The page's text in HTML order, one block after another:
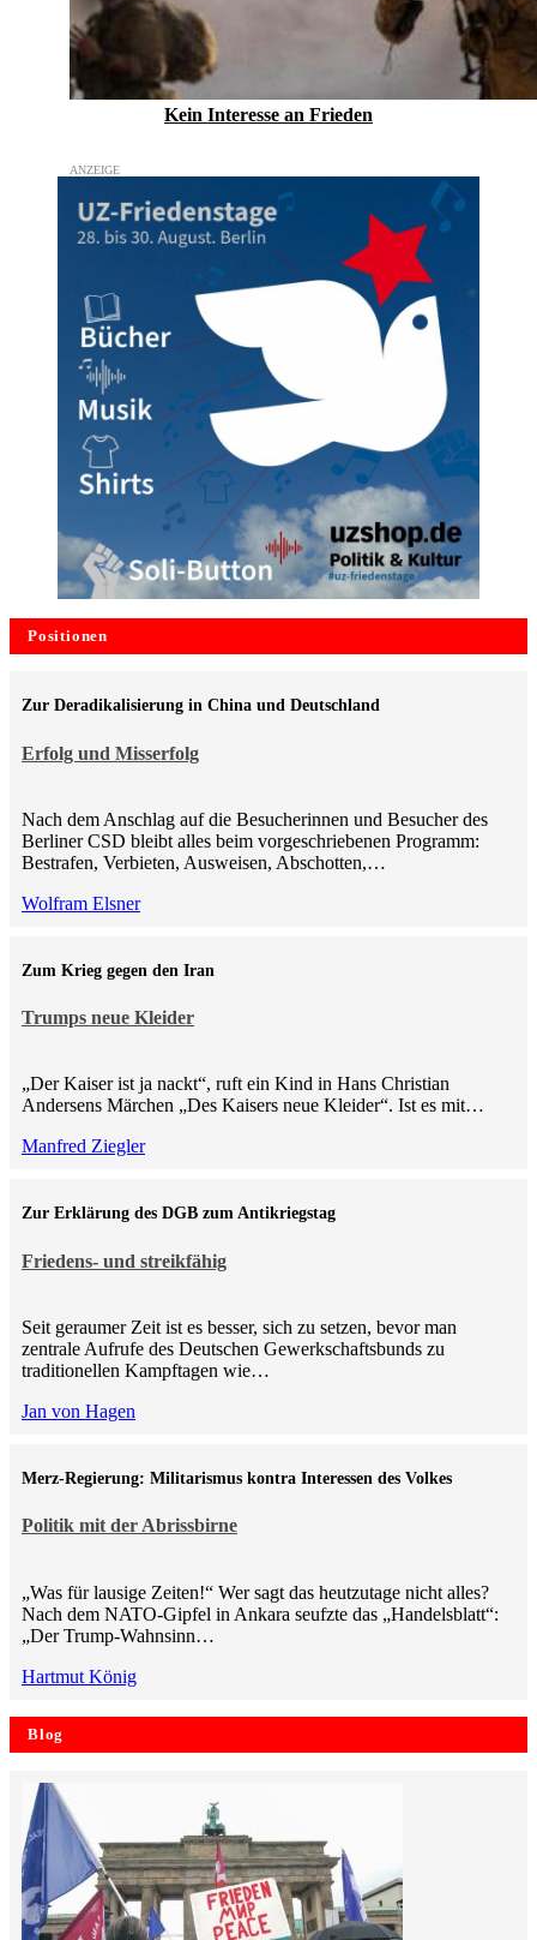
Kein Inte­resse an Frieden
Positionen
Erfolg und Misserfolg
Zur Deradikalisierung in China und Deutschland
Nach dem Anschlag auf die Besucherinnen und Besucher des
Berliner CSD bleibt alles beim vorgeschriebenen Programm:
Bestrafen, Verbieten, Ausweisen, Abschotten,…
Wolfram Elsner
Trumps neue Kleider
Zum Krieg gegen den Iran
„Der Kaiser ist ja nackt“, ruft ein Kind in Hans Christian
Andersens Märchen „Des Kaisers neue Kleider“. Ist es mit…
Manfred Ziegler
Friedens- und streikfähig
Zur Erklärung des DGB zum Antikriegstag
Seit geraumer Zeit ist es besser, sich zu setzen, bevor man
zentrale Aufrufe des Deutschen Gewerkschaftsbunds zu
traditionellen Kampftagen wie…
Jan von Hagen
Politik mit der Abrissbirne
Merz-Regierung: Militarismus kontra Inte­ressen des Volkes
„Was für lausige Zeiten!“ Wer sagt das heutzutage nicht alles?
Nach dem NATO-Gipfel in Ankara seufzte das „Handelsblatt“:
„Der Trump-Wahnsinn…
Hartmut König
Blog